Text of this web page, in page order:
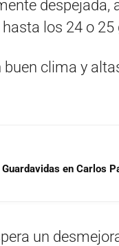
despejada,
los 24 o 25
buen clima y
en Carlos
un